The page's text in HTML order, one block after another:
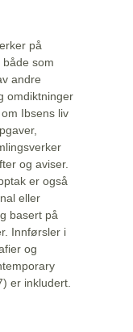
på
som
andre
omdiktninger
Ibsens liv
og aviser.
er også
eller
basert på
Innførsler i
og
er inkludert.